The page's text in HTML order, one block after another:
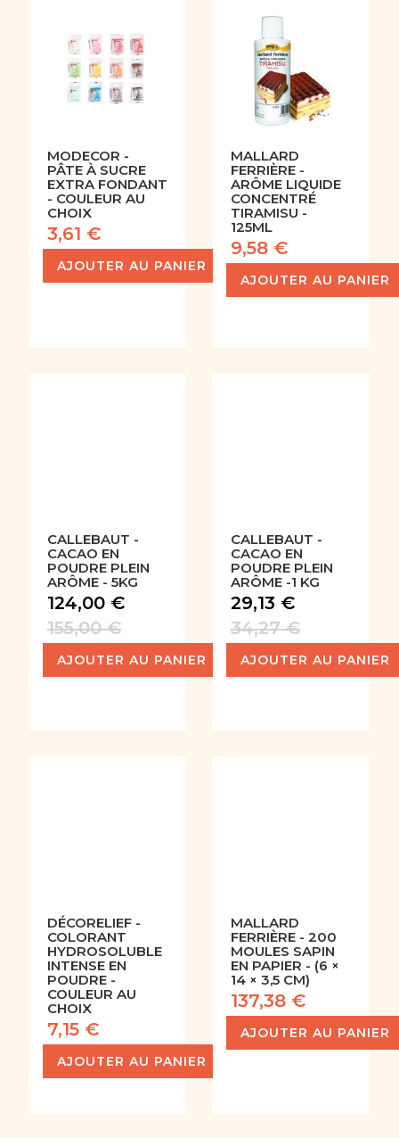
MODECOR -
PÂTE À SUCRE
EXTRA FONDANT
- COULEUR AU
CHOIX
3,61 €
AJOUTER AU PANIER
MALLARD
FERRIÈRE -
ARÔME LIQUIDE
CONCENTRÉ
TIRAMISU -
125ML
9,58 €
AJOUTER AU PANIER
CALLEBAUT -
CACAO EN
POUDRE PLEIN
ARÔME - 5KG
124,00 €
155,00 €
AJOUTER AU PANIER
CALLEBAUT -
CACAO EN
POUDRE PLEIN
ARÔME -1 KG
29,13 €
34,27 €
AJOUTER AU PANIER
DÉCORELIEF -
COLORANT
HYDROSOLUBLE
INTENSE EN
POUDRE -
COULEUR AU
CHOIX
7,15 €
AJOUTER AU PANIER
MALLARD
FERRIÈRE - 200
MOULES SAPIN
EN PAPIER - (6 ×
14 × 3,5 CM)
137,38 €
AJOUTER AU PANIER